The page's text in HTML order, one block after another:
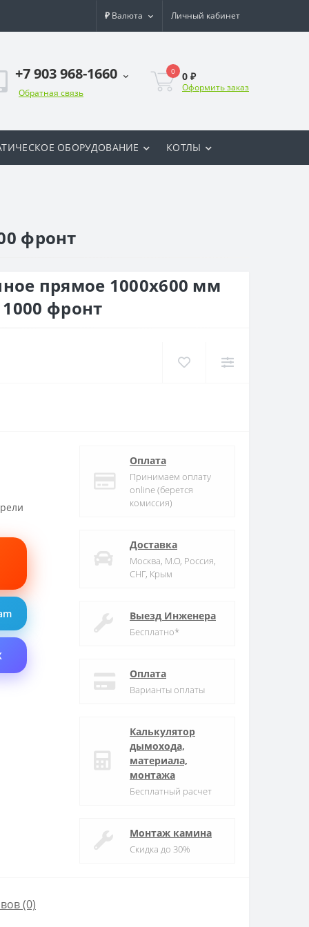
₽ Валюта Личный кабинет
+7 903 968-1660
Обратная связь
0 0 ₽
Оформить заказ
ОБОРУДОВАНИЕ КОТЛЫ
фронт
прямое 1000x600 мм
фронт
Оплата
Принимаем оплату
online (берется
комиссия)
Доставка
Москва, М.О, Россия,
СНГ, Крым
Выезд Инженера
Бесплатно*
Оплата
Варианты оплаты
Калькулятор
дымохода,
материала,
монтажа
Бесплатный расчет
Монтаж камина
Скидка до 30%
(0)